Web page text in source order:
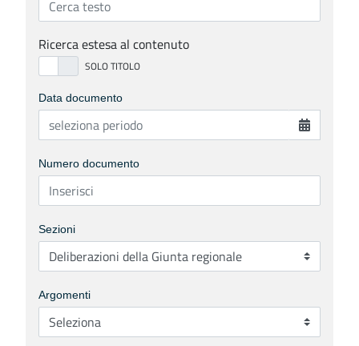
Ricerca estesa al contenuto
Data documento
Numero documento
Sezioni
Argomenti